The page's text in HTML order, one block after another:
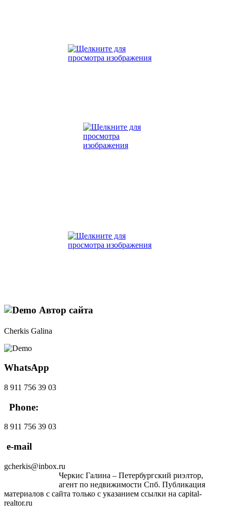
Автор сайта
Cherkis Galina
WhatsApp
8 911 756 39 03
Phone:
8 911 756 39 03
e-mail
gcherkis@inbox.ru
Черкис Галина – Петербургский риэлтор,
агент по недвижимости Спб. Публикация
материалов с сайта только с указанием ссылки на capital-
realtor.ru